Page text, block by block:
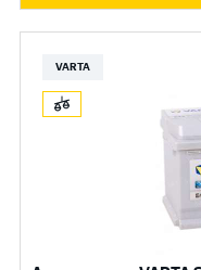
VARTA